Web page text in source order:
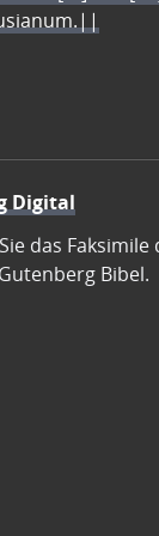
Digital
das Faksimile
Bibel.